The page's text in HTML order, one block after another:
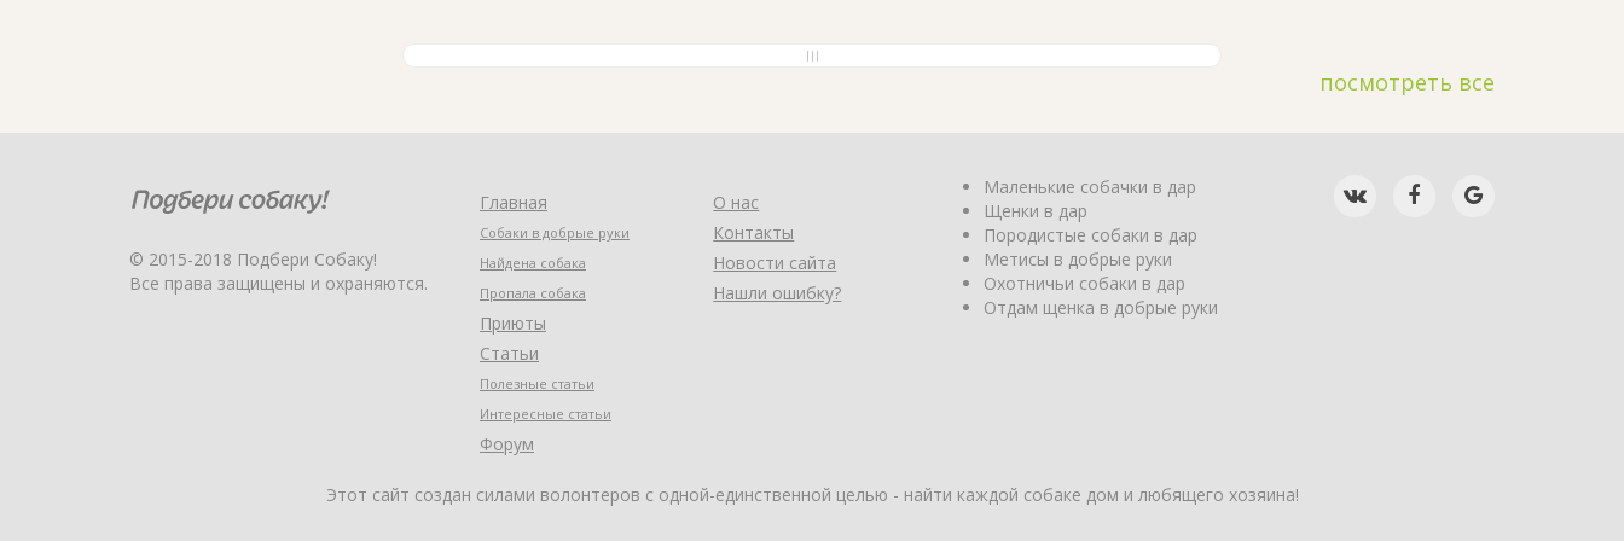
посмотреть все
© 2015-2018 Подбери Собаку!
Все права защищены и охраняются.
Главная
Собаки в добрые руки
Найдена собака
Пропала собака
Приюты
Статьи
Полезные статьи
Интересные статьи
Форум
О нас
Контакты
Новости сайта
Нашли ошибку?
Маленькие собачки в дар
Щенки в дар
Породистые собаки в дар
Метисы в добрые руки
Охотничьи собаки в дар
Отдам щенка в добрые руки
Этот сайт создан силами волонтеров с одной-единственной целью - найти каждой собаке дом и любящего хозяина!